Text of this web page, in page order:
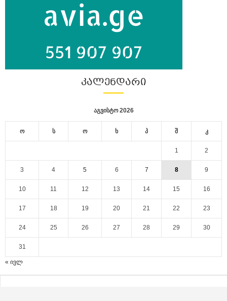
ᲙᲐᲚᲔᲜᲓᲐᲠᲘ
აგვისტო 2026
ო ს ო ხ პ შ კ
1 2
3 4 5 6 7 8 9
10 11 12 13 14 15 16
17 18 19 20 21 22 23
24 25 26 27 28 29 30
31
« ივლ